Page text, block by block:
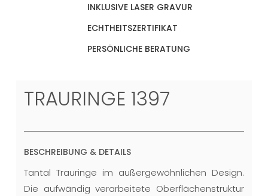
INKLUSIVE LASER GRAVUR
ECHTHEITSZERTIFIKAT
PERSÖNLICHE BERATUNG
TRAURINGE 1397
BESCHREIBUNG & DETAILS
Tantal Trauringe im außergewöhnlichen Design.
Die aufwändig verarbeitete Oberflächenstruktur